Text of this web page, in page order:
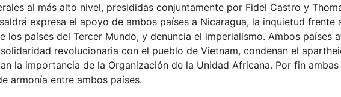
al más alto nivel, presididas conjuntamente por Fidel Castro y
expresa el apoyo de ambos países a Nicaragua, la inquietud frente
los países del Tercer Mundo, y denuncia el imperialismo. Ambos países
revolucionaria con el pueblo de Vietnam, condenan el
la importancia de la Organización de la Unidad Africana. Por fin ambas
armonía entre ambos países.